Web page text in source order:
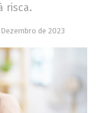
risca.
Dezembro de 2023